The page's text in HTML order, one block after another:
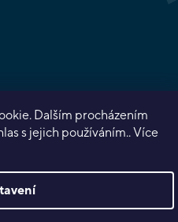
Dalším procházením
s jejich používáním.. Více
práva vyhrazena.